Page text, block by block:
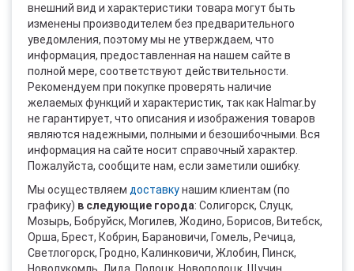
внешний вид и характеристики товара могут быть
изменены производителем без предварительного
уведомления, поэтому мы не утверждаем, что
информация, предоставленная на нашем сайте в
полной мере, соответствуют действительности.
Рекомендуем при покупке проверять наличие
желаемых функций и характеристик, так как Halmar.by
не гарантирует, что описания и изображения товаров
являются надежными, полными и безошибочными. Вся
информация на сайте носит справочный характер.
Пожалуйста, сообщите нам, если заметили ошибку.
Мы осуществляем доставкунашим клиентам (по
графику) в следующие города: Солигорск, Слуцк,
Мозырь, Бобруйск, Могилев, Жодино, Борисов, Витебск,
Орша, Брест, Кобрин, Барановичи, Гомель, Речица,
Светлогорск, Гродно, Калинковичи, Жлобин, Пинск,
Новолукомль, Лида, Полоцк, Новополоцк, Щучин,